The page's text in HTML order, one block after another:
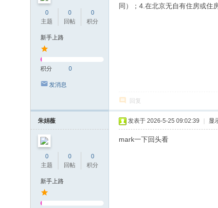
0
主题
0
回帖
0
积分
新手上路
积分 0
发消息
同）；4.在北京无自有住房或住
回复
朱娟薇
0
主题
0
回帖
0
积分
新手上路
发表于 2026-5-25 09:02:39 显
mark一下回头看